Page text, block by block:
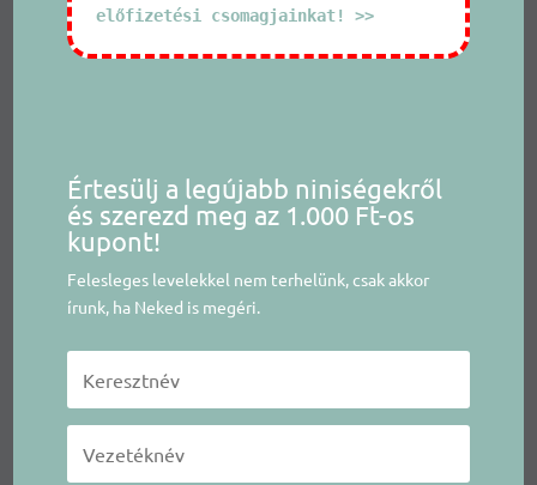
előfizetési csomagjainkat! >>
Értesülj a legújabb niniségekről
és szerezd meg az 1.000 Ft-os
kupont!
Felesleges levelekkel nem terhelünk, csak akkor
írunk, ha Neked is megéri.